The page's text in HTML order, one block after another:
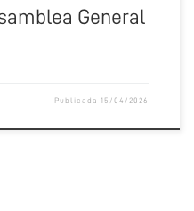
General
Publicada15/04/2026